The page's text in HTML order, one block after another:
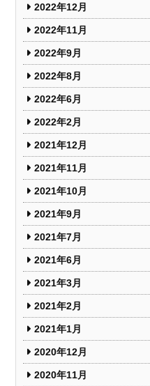
2022年12月
2022年11月
2022年9月
2022年8月
2022年6月
2022年2月
2021年12月
2021年11月
2021年10月
2021年9月
2021年7月
2021年6月
2021年3月
2021年2月
2021年1月
2020年12月
2020年11月